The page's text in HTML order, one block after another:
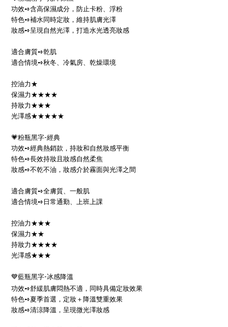
功效➺含高保濕成分，防止卡粉、浮粉
特色➺補水同時定妝，維持肌膚光澤
妝感➺呈現自然光澤，打造水光透亮妝感
適合膚質➺乾肌
適合情境➺秋冬、冷氣房、乾燥環境
控油力★
保濕力★★★★
持妝力★★★
光澤感★★★★★
💗粉瓶黑字-經典
功效➺經典熱銷款，持妝和自然妝感平衡
特色➺長效持妝且妝感自然柔焦
妝感➺不乾不油，妝感介於霧面與光澤之間
適合膚質➺全膚質、一般肌
適合情境➺ 日常通勤、上班上課
控油力★★★
保濕力★★
持妝力★★★★
光澤感★★★
💙藍瓶黑字-冰感降溫
功效➺舒緩肌膚悶熱不適，同時具備定妝效果
特色➺夏季首選，定妝＋降溫雙重效果
妝感➺清涼降溫，呈現微光澤妝感